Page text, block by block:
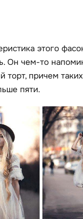
этого
Он чем-то
торт, причем
пяти.